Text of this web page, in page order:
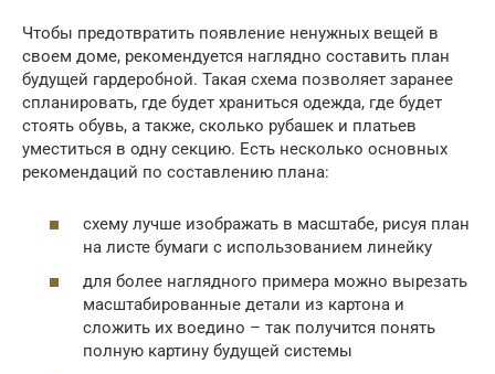
Чтобы предотвратить появление ненужных вещей в
своем доме, рекомендуется наглядно составить план
будущей гардеробной. Такая схема позволяет заранее
спланировать, где будет храниться одежда, где будет
стоять обувь, а также, сколько рубашек и платьев
уместиться в одну секцию. Есть несколько основных
рекомендаций по составлению плана:
схему лучше изображать в масштабе, рисуя план
на листе бумаги с использованием линейку
для более наглядного примера можно вырезать
масштабированные детали из картона и
сложить их воедино – так получится понять
полную картину будущей системы